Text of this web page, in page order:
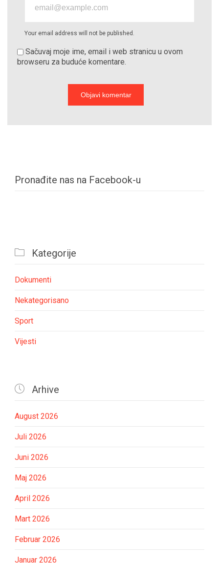
Your email address will not be published.
Sačuvaj moje ime, email i web stranicu u ovom
browseru za buduće komentare.
Pronađite nas na Facebook-u
 Kategorije
Dokumenti
Nekategorisano
Sport
Vijesti
 Arhive
August 2026
Juli 2026
Juni 2026
Maj 2026
April 2026
Mart 2026
Februar 2026
Januar 2026